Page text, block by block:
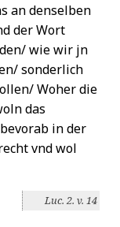
an denselben
der Wort
wie wir jn
sonderlich
Woher die
das
in der
vnd wol
Luc. 2. v. 14